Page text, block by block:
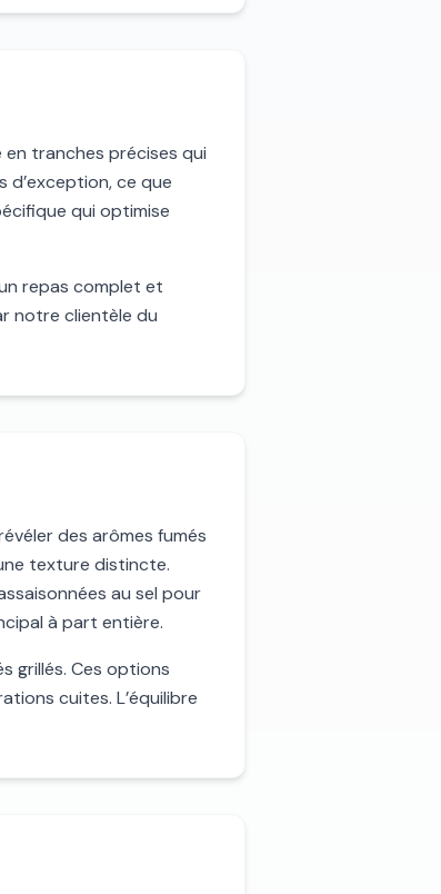
en tranches précises qui
ce que
qui optimise
repas complet et
notre clientèle du
des arômes fumés
texture distincte.
au sel pour
à part entière.
grillés. Ces options
cuites. L’équilibre